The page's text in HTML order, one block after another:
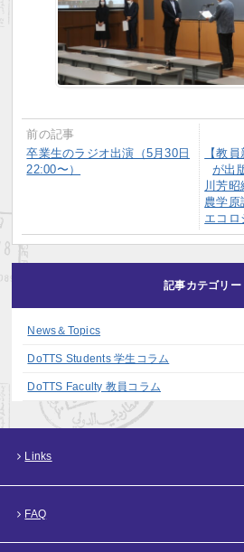
前の記事
卒業生のラジオ出演（5月30日
22:00〜）
【教
が出
川芳昭
農学
エコロ
記事カテゴリー
News＆Topics
DoTTS Students 学生コラム
DoTTS Faculty 教員コラム
Links
FAQ